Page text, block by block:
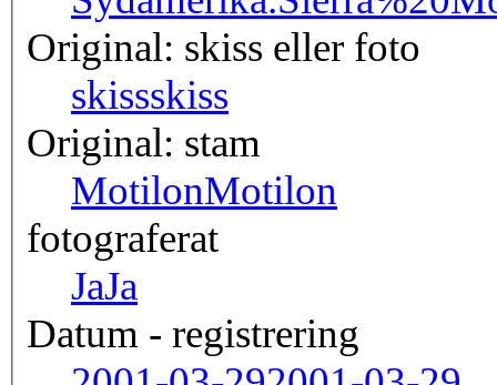
Original: skiss eller foto
skissskiss
Original: stam
MotilonMotilon
fotograferat
JaJa
Datum - registrering